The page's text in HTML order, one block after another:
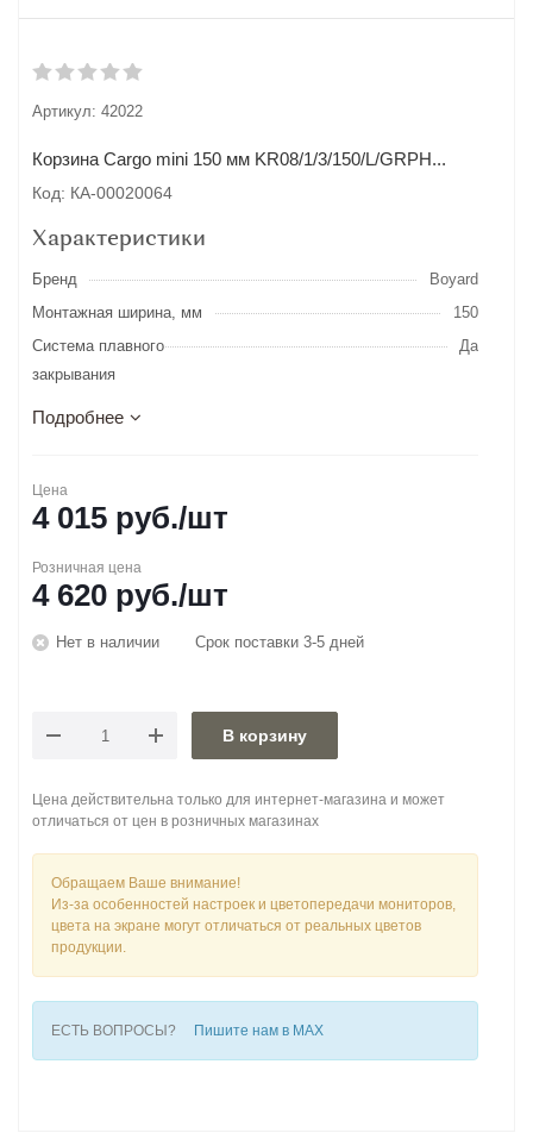
Артикул: 42022
Корзина Cargo mini 150 мм KR08/1/3/150/L/GRPH...
Код: КА-00020064
Характеристики
Бренд
Boyard
Монтажная ширина, мм
150
Система плавного
закрывания
Да
Подробнее
Цена
4 015 руб./шт
Розничная цена
4 620 руб./шт
Нет в наличии Срок поставки 3-5 дней
В корзину
Цена действительна только для интернет-магазина и может
отличаться от цен в розничных магазинах
Обращаем Ваше внимание!
Из-за особенностей настроек и цветопередачи мониторов,
цвета на экране могут отличаться от реальных цветов
продукции.
ЕСТЬ ВОПРОСЫ? Пишите нам в MAX